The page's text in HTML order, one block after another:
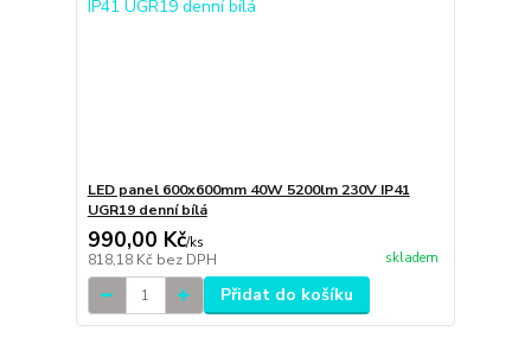
LED panel 600x600mm 40W 5200lm 230V IP41
UGR19 denní bílá
990,00 Kč/ks
818,18 Kč bez DPH skladem
Přidat do košíku